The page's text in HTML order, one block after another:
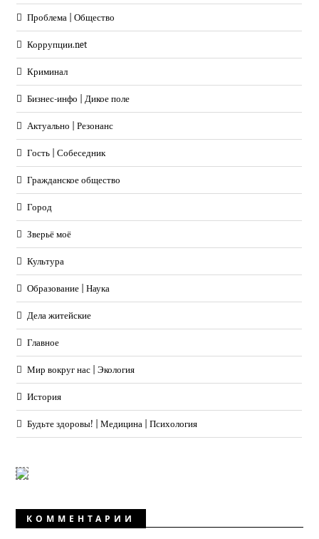
Проблема | Общество
Коррупции.net
Криминал
Бизнес-инфо | Дикое поле
Актуально | Резонанс
Гость | Собеседник
Гражданское общество
Город
Зверьё моё
Культура
Образование | Наука
Дела житейские
Главное
Мир вокруг нас | Экология
История
Будьте здоровы! | Медицина | Психология
КОММЕНТАРИИ